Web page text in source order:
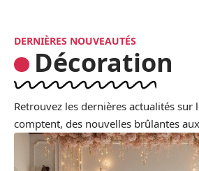
DERNIÈRES NOUVEAUTÉS
Décoration
Retrouvez les dernières actualités sur
comptent, des nouvelles brûlantes